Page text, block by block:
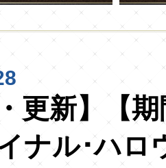
更新】【
ナル･ハロ